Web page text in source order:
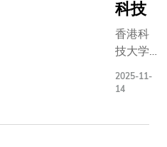
科技
香港科
技大学
大）与
2025-11-
14